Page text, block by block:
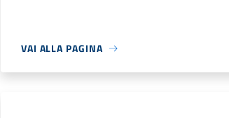
VAI ALLA PAGINA